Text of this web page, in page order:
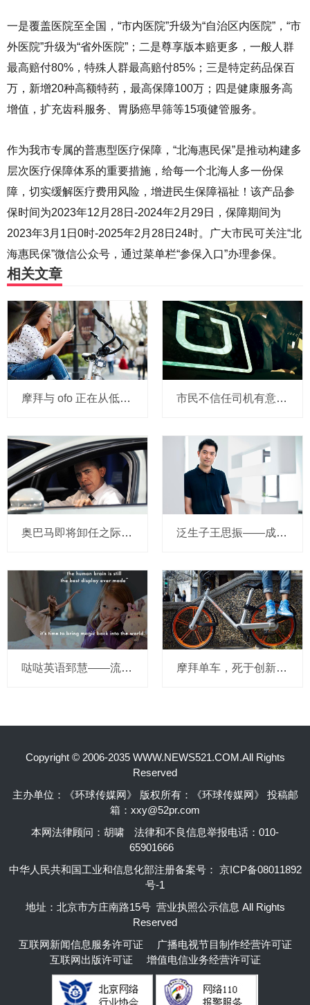
一是覆盖医院至全国，“市内医院”升级为“自治区内医院”，“市
外医院”升级为“省外医院”；二是尊享版本赔更多，一般人群
最高赔付80%，特殊人群最高赔付85%；三是特定药品保百
万，新增20种高额特药，最高保障100万；四是健康服务高
增值，扩充齿科服务、胃肠癌早筛等15项健管服务。
作为我市专属的普惠型医疗保障，“北海惠民保”是推动构建多
层次医疗保障体系的重要措施，给每一个北海人多一份保
障，切实缓解医疗费用风险，增进民生保障福祉！该产品参
保时间为2023年12月28日-2024年2月29日，保障期间为
2023年3月1日0时-2025年2月28日24时。广大市民可关注“北
海惠民保”微信公众号，通过菜单栏“参保入口”办理参保。
相关文章
摩拜与 ofo 正在从低端出发颠覆滴滴？三家的机会与风险 市民不信任司机有意见，Uber的匹兹堡自动驾驶路试难度不小，路况也来捣乱
奥巴马即将卸任之际，要让无人驾驶汽车合法化？ 泛生子王思振——成立两年，融资数亿，基因检测如何帮助人类战胜癌症？
哒哒英语郅慧——流量这杯毒酒，你还喝吗？ 摩拜单车，死于创新的一百万种方式
Copyright © 2006-2035 WWW.NEWS521.COM.All Rights
Reserved
主办单位：《环球传媒网》 版权所有：《环球传媒网》 投稿邮
箱：xxy@52pr.com
本网法律顾问：胡啸
法律和不良信息举报电话：010-
65901666
中华人民共和国工业和信息化部注册备案号： 京ICP备08011892
号-1
地址：北京市方庄南路15号 营业执照公示信息 All Rights
Reserved
互联网新闻信息服务许可证
广播电视节目制作经营许可证
互联网出版许可证
增值电信业务经营许可证